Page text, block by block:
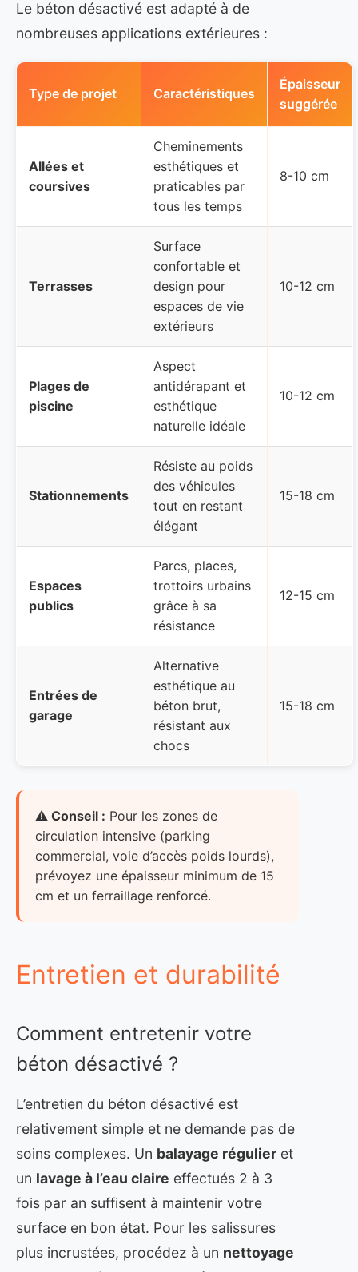
Le béton désactivé est adapté à de
nombreuses applications extérieures :
Type de projet Caractéristiques
Épaisseur
suggérée
Allées et
coursives
Cheminements
esthétiques et
praticables par
tous les temps
8-10 cm
Terrasses
Surface
confortable et
design pour
espaces de vie
extérieurs
10-12 cm
Plages de
piscine
Aspect
antidérapant et
esthétique
naturelle idéale
10-12 cm
Stationnements
Résiste au poids
des véhicules
tout en restant
élégant
15-18 cm
Espaces
publics
Parcs, places,
trottoirs urbains
grâce à sa
résistance
12-15 cm
Entrées de
garage
Alternative
esthétique au
béton brut,
résistant aux
chocs
15-18 cm
⚠️ Conseil : Pour les zones de
circulation intensive (parking
commercial, voie d’accès poids lourds),
prévoyez une épaisseur minimum de 15
cm et un ferraillage renforcé.
Entretien et durabilité
Comment entretenir votre
béton désactivé ?
L’entretien du béton désactivé est
relativement simple et ne demande pas de
soins complexes. Un balayage régulier et
un lavage à l’eau claire effectués 2 à 3
fois par an suffisent à maintenir votre
surface en bon état. Pour les salissures
plus incrustées, procédez à un nettoyage